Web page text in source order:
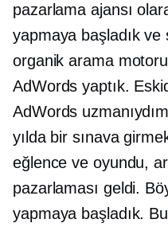
pazarlama ajansı
yapmaya başladık ve
organik arama
AdWords yaptık.
AdWords
yılda bir sınava
eğlence ve oyundu,
pazarlaması geldi.
yapmaya başladık.